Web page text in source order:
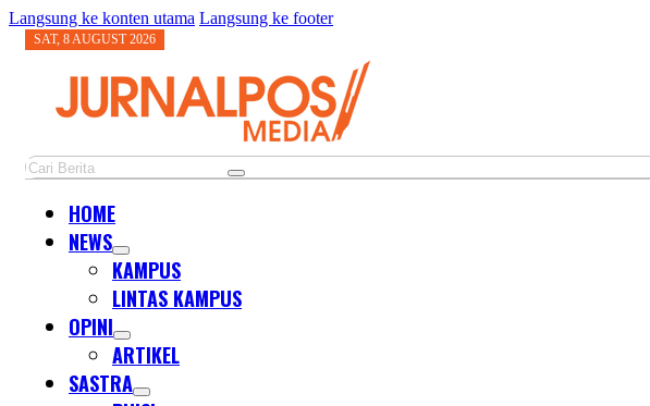
Langsung ke konten utama Langsung ke footer
SAT, 8 AUGUST 2026
Cari
HOME
NEWS
KAMPUS
LINTAS KAMPUS
OPINI
ARTIKEL
SASTRA